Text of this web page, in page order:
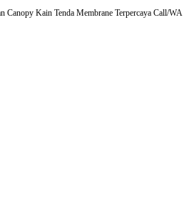
Canopy Kain Tenda Membrane Terpercaya Call/WA